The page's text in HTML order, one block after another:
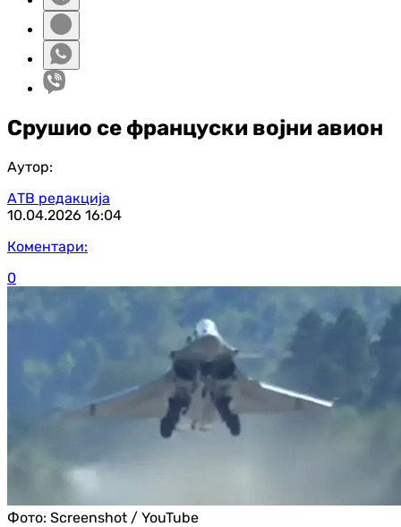
Срушио се француски војни авион
Аутор:
АТВ редакција
10.04.2026 16:04
Коментари:
0
Фото: Screenshot / YouTube